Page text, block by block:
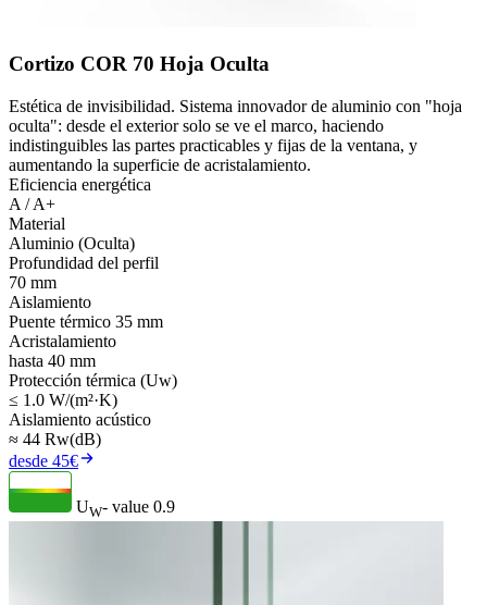
Cortizo COR 70 Hoja Oculta
Estética de invisibilidad. Sistema innovador de aluminio con "hoja
oculta": desde el exterior solo se ve el marco, haciendo
indistinguibles las partes practicables y fijas de la ventana, y
aumentando la superficie de acristalamiento.
Eficiencia energética
A / A+
Material
Aluminio (Oculta)
Profundidad del perfil
70 mm
Aislamiento
Puente térmico 35 mm
Acristalamiento
hasta 40 mm
Protección térmica (Uw)
≤ 1.0 W/(m²·K)
Aislamiento acústico
≈ 44 Rw(dB)
desde 45€
UW- value 0.9